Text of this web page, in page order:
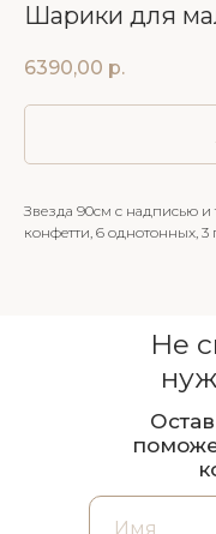
Шарики для
6390,00 р.
Звезда 90см с надписью и
конфетти, 6 однотонных, 3
Не